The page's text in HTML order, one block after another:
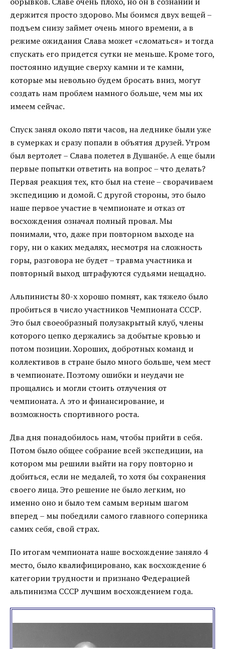
держится просто здорово. Мы боимся двух вещей –
подъем снизу займет очень много времени, а в
режиме ожидания Слава может «сломаться» и тогда
спускать его придется сутки не меньше. Кроме того,
постоянно идущие сверху камни и те камни,
которые мы невольно будем бросать вниз, могут
создать нам проблем намного больше, чем мы их
имеем сейчас.
Спуск занял около пяти часов, на леднике были уже
в сумерках и сразу попали в объятия друзей. Утром
был вертолет – Слава полетел в Душанбе. А еще были
первые попытки ответить на вопрос – что делать?
Первая реакция тех, кто был на стене – сворачиваем
экспедицию и домой. С другой стороны, это было
наше первое участие в чемпионате и отказ от
восхождения означал полный провал. Мы
понимали, что, даже при повторном выходе на
гору, ни о каких медалях, несмотря на сложность
горы, разговора не будет – травма участника и
повторный выход штрафуются судьями нещадно.
Альпинисты 80-х хорошо помнят, как тяжело было
пробиться в число участников Чемпионата СССР.
Это был своеобразный полузакрытый клуб, члены
которого цепко держались за добытые кровью и
потом позиции. Хороших, добротных команд и
коллективов в стране было много больше, чем мест
в чемпионате. Поэтому ошибки и неудачи не
прощались и могли стоить отлучения от
чемпионата. А это и финансирование, и
возможность спортивного роста.
Два дня понадобилось нам, чтобы прийти в себя.
Потом было общее собрание всей экспедиции, на
котором мы решили выйти на гору повторно и
добиться, если не медалей, то хотя бы сохранения
своего лица. Это решение не было легким, но
именно оно и было тем самым верным шагом
вперед – мы победили самого главного соперника
самих себя, свой страх.
По итогам чемпионата наше восхождение заняло 4
место, было квалифицировано, как восхождение 6
категории трудности и признано Федерацией
альпинизма СССР лучшим восхождением года.